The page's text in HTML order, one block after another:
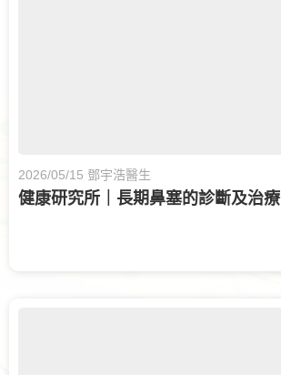
2026/05/15 鄧宇浩醫生
健康研究所｜長期鼻塞的診斷及治療